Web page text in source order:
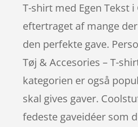
T-shirt med Egen Tekst
eftertraget af mange
den perfekte gave.
Tøj & Accesories – T-
kategorien er også
skal gives gaver.
fedeste gaveidéer som